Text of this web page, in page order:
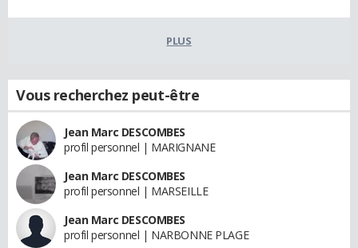
PLUS
Vous recherchez peut-être
Jean Marc DESCOMBES
profil personnel | MARIGNANE
Jean Marc DESCOMBES
profil personnel | MARSEILLE
Jean Marc DESCOMBES
profil personnel | NARBONNE PLAGE